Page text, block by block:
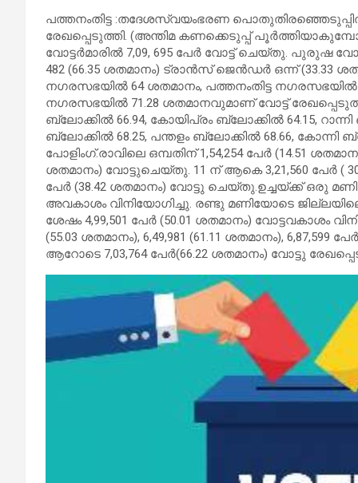
പത്തനംതിട്ട :തദേശസ്വയംഭരണ പൊതുതിരഞ്ഞെടുപ്പില്‍
രേഖപ്പെടുത്തി. (അന്തിമ കണക്കെടുപ്പ്
വോട്ടര്‍മാരില്‍ 7,09, 695 പേര്‍ വോട്ട് ചെയ്തു. പുരുഷ
482 (66.35 ശതമാനം) ട്രാൻസ് ജെൻഡർ ഒന്ന് (33.33
നഗരസഭയില്‍ 64 ശതമാനം, പത്തനംതിട്ട നഗരസഭയില്‍
നഗരസഭയില്‍ 71.28 ശതമാനവുമാണ് വോട്ട്
ബ്ലോക്കില്‍ 66.94, കോയിപ്രം ബ്ലോക്കില്‍ 64.15,
ബ്ലോക്കില്‍ 68.25, പന്തളം ബ്ലോക്കില്‍ 68.66,
പോളിംഗ്.രാവിലെ ഒമ്പതിന് 1,54,254 പേര്‍ (14.51
ശതമാനം) വോട്ടുചെയ്തു. 11 ന് ആകെ 3,21,560 പേര്‍ (
പേര്‍ (38.42 ശതമാനം) വോട്ടു ചെയ്തു.ഉച്ചയ്ക്ക് ഒരു മണി
അവകാശം വിനിയോഗിച്ചു. രണ്ടു മണിയോടെ ജില്ലയിലെ
ശേഷം 4,99,501 പേര്‍ (50.01 ശതമാനം) വോട്ടവകാശം
(55.03 ശതമാനം), 6,49,981 (61.11 ശതമാനം),
ആറോടെ 7,03,764 പേര്‍(66.22 ശതമാനം) വോട്ടു